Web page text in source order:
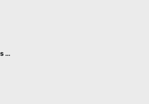
Bildbearbeitung/ Hard-/ Software und alles andere